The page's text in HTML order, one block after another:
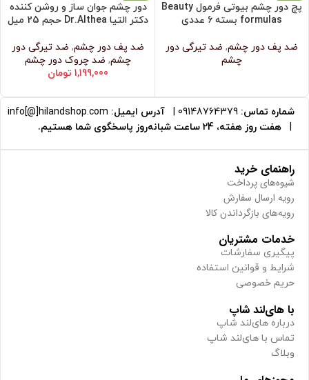
پچ دور چشم بیوتی فرمول Beauty
formulas بسته 6 عددی
ضد پف دور چشم, ضد تیرگی دور
چشم
دور چشم جوان ساز و روشن کننده
دکتر التیا Dr.Althea حجم 25 میل
ضد پف دور چشم, ضد تیرگی دور
چشم, ضد چروک دور چشم
1,199,000 تومان
شماره تماس: 09148764379
| آدرس ایمیل: info[@]hilandshop.com
|
هفت روز هفته، 24 ساعت شبانه‌روز پاسخگوی شما هستیم.
راهنمای خرید
شیوه‌های پرداخت
رویه ارسال سفارش
رویه‌های بازگرداندن کالا
خدمات مشتریان
پیگیری سفارشات
شرایط و قوانین استفاده
حریم خصوصی
با های‌لند شاپ
درباره های‌لند شاپ
تماس با های‌لند شاپ
وبلاگ